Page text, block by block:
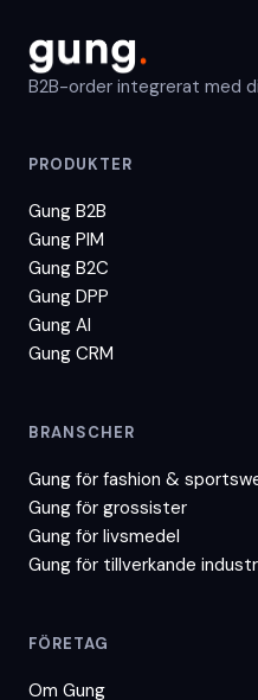
B2B-order integrerat med
PRODUKTER
Gung B2B
Gung PIM
Gung B2C
Gung DPP
Gung AI
Gung CRM
BRANSCHER
Gung för fashion &
Gung för grossister
Gung för livsmedel
Gung för tillverkande
FÖRETAG
Om Gung